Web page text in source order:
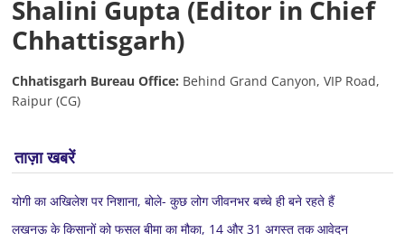
Shalini Gupta (Editor in Chief
Chhattisgarh)
Chhatisgarh Bureau Office: Behind Grand Canyon, VIP Road,
Raipur (CG)
ताज़ा खबरें
योगी का अखिलेश पर निशाना, बोले- कुछ लोग जीवनभर बच्चे ही बने रहते हैं
लखनऊ के किसानों को फसल बीमा का मौका, 14 और 31 अगस्त तक आवेदन